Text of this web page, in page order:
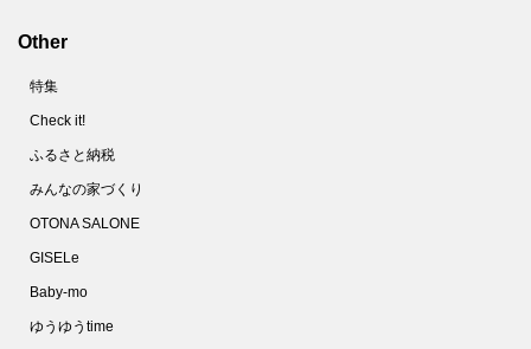
Other
特集
Check it!
ふるさと納税
みんなの家づくり
OTONA SALONE
GISELe
Baby-mo
ゆうゆうtime